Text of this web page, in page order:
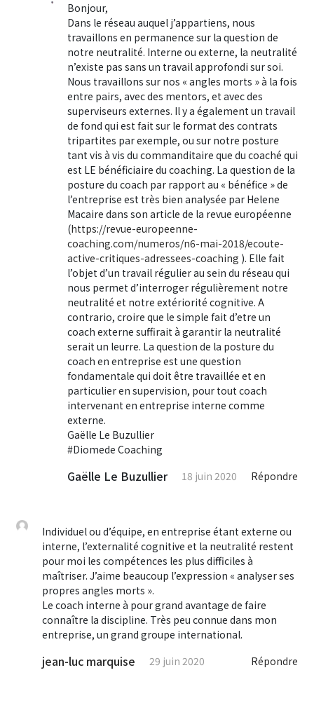
Bonjour,
Dans le réseau auquel j’appartiens, nous
travaillons en permanence sur la question de
notre neutralité. Interne ou externe, la neutralité
n’existe pas sans un travail approfondi sur soi.
Nous travaillons sur nos « angles morts » à la fois
entre pairs, avec des mentors, et avec des
superviseurs externes. Il y a également un travail
de fond qui est fait sur le format des contrats
tripartites par exemple, ou sur notre posture
tant vis à vis du commanditaire que du coaché qui
est LE bénéficiaire du coaching. La question de la
posture du coach par rapport au « bénéfice » de
l’entreprise est très bien analysée par Helene
Macaire dans son article de la revue européenne
(https://revue-europeenne-
coaching.com/numeros/n6-mai-2018/ecoute-
active-critiques-adressees-coaching ). Elle fait
l’objet d’un travail régulier au sein du réseau qui
nous permet d’interroger régulièrement notre
neutralité et notre extériorité cognitive. A
contrario, croire que le simple fait d’etre un
coach externe suffirait à garantir la neutralité
serait un leurre. La question de la posture du
coach en entreprise est une question
fondamentale qui doit être travaillée et en
particulier en supervision, pour tout coach
intervenant en entreprise interne comme
externe.
Gaëlle Le Buzullier
#Diomede Coaching
Gaëlle Le Buzullier 18 juin 2020 Répondre
Individuel ou d’équipe, en entreprise étant externe ou
interne, l’externalité cognitive et la neutralité restent
pour moi les compétences les plus difficiles à
maîtriser. J’aime beaucoup l’expression « analyser ses
propres angles morts ».
Le coach interne à pour grand avantage de faire
connaître la discipline. Très peu connue dans mon
entreprise, un grand groupe international.
jean-luc marquise 29 juin 2020 Répondre